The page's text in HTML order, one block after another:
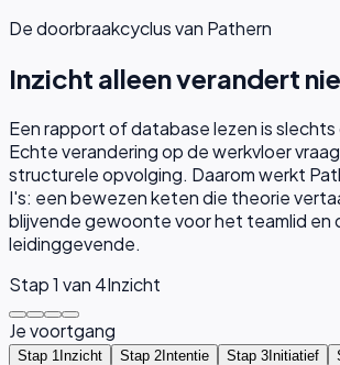
De doorbraakcyclus van Pathern
Inzicht alleen verandert
Een rapport of database lezen is
Echte verandering op de werkvloer
structurele opvolging. Daarom werkt
I's: een bewezen keten die theorie
blijvende gewoonte voor het teamlid en
leidinggevende.
Stap1 van 4Inzicht
Je voortgang
Stap 1 Inzicht Stap 2Intentie Stap 3Initiatief